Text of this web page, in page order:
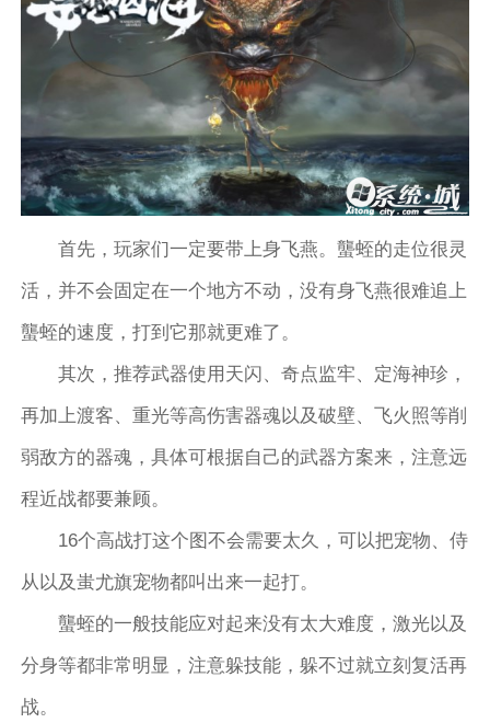
首先，玩家们一定要带上身飞燕。蠪蛭的走位很灵
活，并不会固定在一个地方不动，没有身飞燕很难追上
蠪蛭的速度，打到它那就更难了。
其次，推荐武器使用天闪、奇点监牢、定海神珍，
再加上渡客、重光等高伤害器魂以及破壁、飞火照等削
弱敌方的器魂，具体可根据自己的武器方案来，注意远
程近战都要兼顾。
16个高战打这个图不会需要太久，可以把宠物、侍
从以及蚩尤旗宠物都叫出来一起打。
蠪蛭的一般技能应对起来没有太大难度，激光以及
分身等都非常明显，注意躲技能，躲不过就立刻复活再
战。